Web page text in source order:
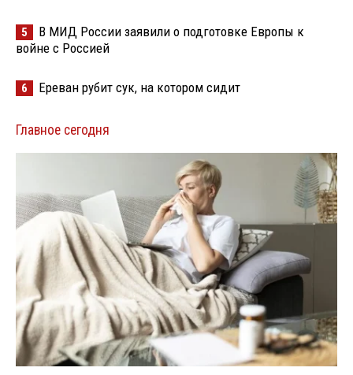
5
В МИД России заявили о подготовке Европы к
войне с Россией
6 Ереван рубит сук, на котором сидит
Главное сегодня